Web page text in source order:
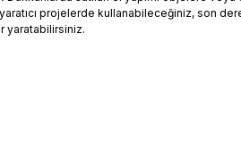
yaratıcı projelerde kullanabileceğiniz, son
yaratabilirsiniz.